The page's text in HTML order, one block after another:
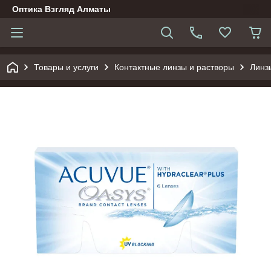
Оптика Взгляд Алматы
Товары и услуги Контактные линзы и растворы